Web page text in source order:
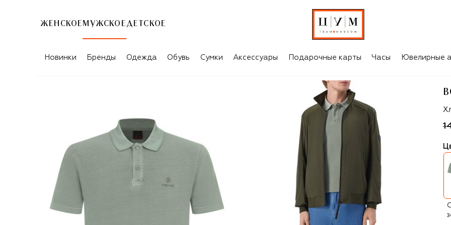
ЖЕНСКОЕ МУЖСКОЕ ДЕТСКОЕ
Новинки Бренды Одежда Обувь Сумки Аксессуары Подарочные карты Часы Ювелирные